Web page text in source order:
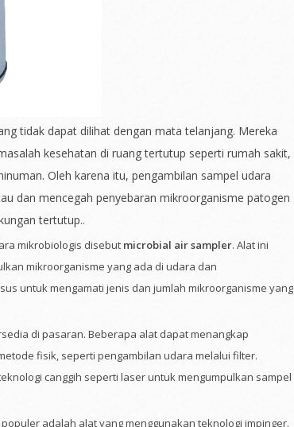
tidak dapat dilihat dengan mata telanjang. Mereka
kesehatan di ruang tertutup seperti rumah sakit,
Oleh karena itu, pengambilan sampel udara
dan mencegah penyebaran mikroorganisme patogen
tertutup..
mikrobiologis disebut microbial air sampler. Alat ini
mikroorganisme yang ada di udara dan
untuk mengamati jenis dan jumlah mikroorganisme yang
di pasaran. Beberapa alat dapat menangkap
fisik, seperti pengambilan udara melalui filter.
canggih seperti laser untuk mengumpulkan sampel
adalah alat yang menggunakan teknologi impinger.